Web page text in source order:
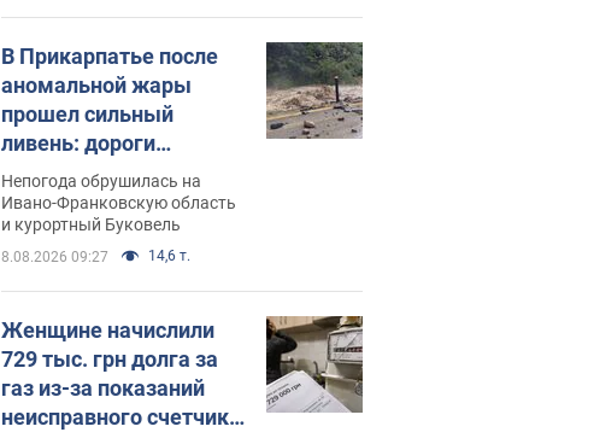
В Прикарпатье после
аномальной жары
прошел сильный
ливень: дороги
превратились в реки.
Видео
Непогода обрушилась на
Ивано-Франковскую область
и курортный Буковель
8.08.2026 09:27 14,6 т.
Женщине начислили
729 тыс. грн долга за
газ из-за показаний
неисправного счетчика: